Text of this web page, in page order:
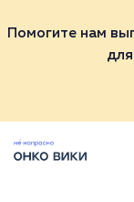
Помогите нам